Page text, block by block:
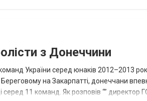
з Донеччини
України серед юнаків 2012–2013
на Закарпатті, донеччани
11 команд. Як розповів “” директор